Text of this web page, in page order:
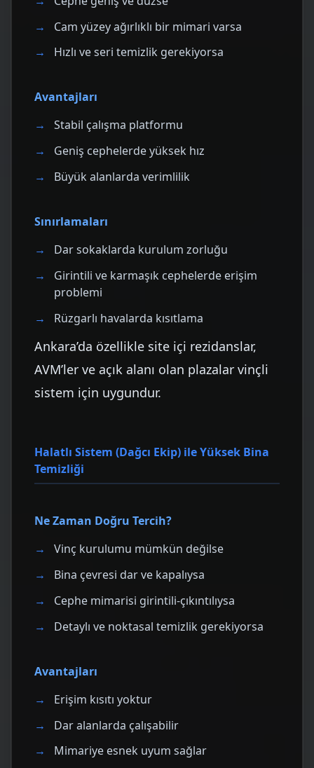
Cam yüzey ağırlıklı bir mimari varsa
Hızlı ve seri temizlik gerekiyorsa
Avantajları
Stabil çalışma platformu
Geniş cephelerde yüksek hız
Büyük alanlarda verimlilik
Sınırlamaları
Dar sokaklarda kurulum zorluğu
Girintili ve karmaşık cephelerde erişim
problemi
Rüzgarlı havalarda kısıtlama
Ankara’da özellikle site içi rezidanslar,
AVM’ler ve açık alanı olan plazalar vinçli
sistem için uygundur.
Halatlı Sistem (Dağcı Ekip) ile Yüksek Bina
Temizliği
Ne Zaman Doğru Tercih?
Vinç kurulumu mümkün değilse
Bina çevresi dar ve kapalıysa
Cephe mimarisi girintili-çıkıntılıysa
Detaylı ve noktasal temizlik gerekiyorsa
Avantajları
Erişim kısıtı yoktur
Dar alanlarda çalışabilir
Mimariye esnek uyum sağlar